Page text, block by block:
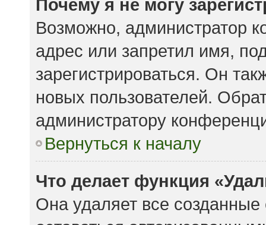
Почему я не могу
Возможно, администратор
адрес или запретил имя,
зарегистрироваться. Он
новых пользователей.
администратору
Вернуться к началу
Что делает функция
Она удаляет все